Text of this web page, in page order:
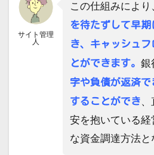
サイト管理
人
この仕組みにより
を待たずして早
き、キャッシュ
とができます。 銀
字や負債が返済で
することができ、
安を抱いている
な資金調達方法と